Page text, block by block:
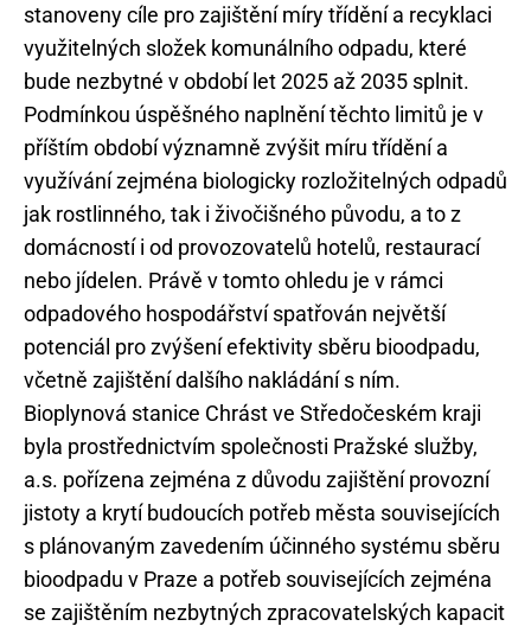
stanoveny cíle pro zajištění míry třídění a recyklaci
využitelných složek komunálního odpadu, které
bude nezbytné v období let 2025 až 2035 splnit.
Podmínkou úspěšného naplnění těchto limitů je v
příštím období významně zvýšit míru třídění a
využívání zejména biologicky rozložitelných odpadů
jak rostlinného, tak i živočišného původu, a to z
domácností i od provozovatelů hotelů, restaurací
nebo jídelen. Právě v tomto ohledu je v rámci
odpadového hospodářství spatřován největší
potenciál pro zvýšení efektivity sběru bioodpadu,
včetně zajištění dalšího nakládání s ním.
Bioplynová stanice Chrást ve Středočeském kraji
byla prostřednictvím společnosti Pražské služby,
a.s. pořízena zejména z důvodu zajištění provozní
jistoty a krytí budoucích potřeb města souvisejících
s plánovaným zavedením účinného systému sběru
bioodpadu v Praze a potřeb souvisejících zejména
se zajištěním nezbytných zpracovatelských kapacit